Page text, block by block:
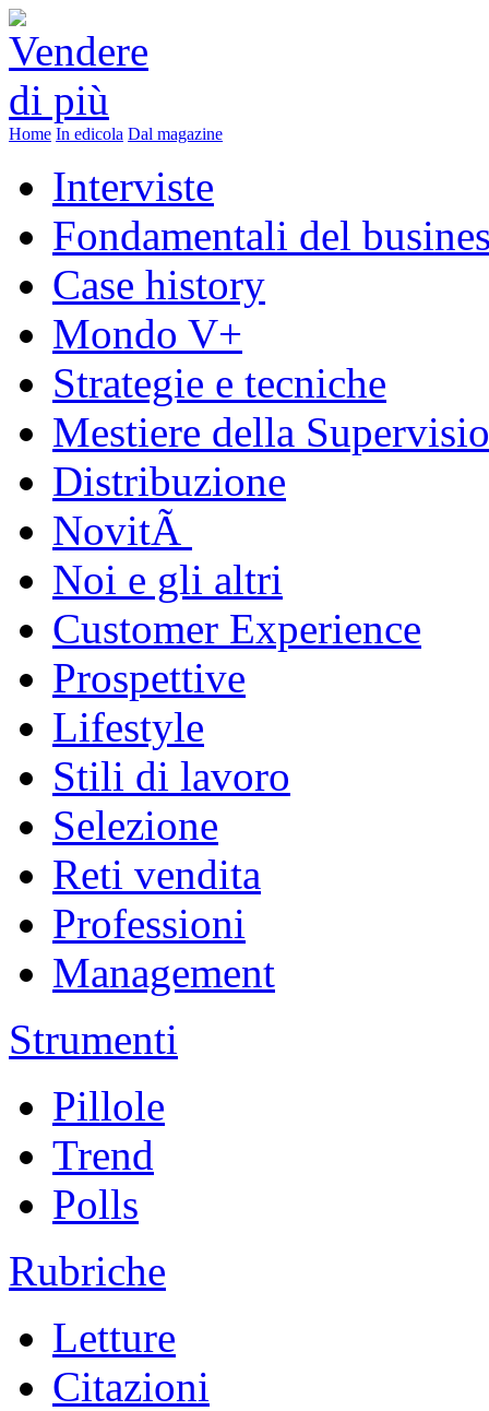
Home In edicola Dal magazine
Interviste
Fondamentali del
Case history
Mondo V+
Strategie e tecniche
Mestiere della
Distribuzione
NovitÃ
Noi e gli altri
Customer Experience
Prospettive
Lifestyle
Stili di lavoro
Selezione
Reti vendita
Professioni
Management
Strumenti
Pillole
Trend
Polls
Rubriche
Letture
Citazioni